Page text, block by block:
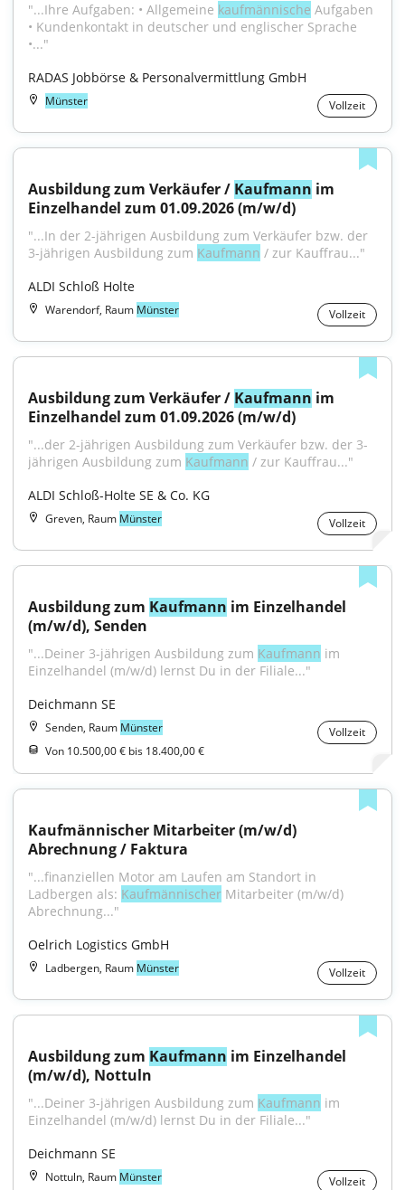
"...Ihre Aufgaben: • Allgemeine kaufmännische Aufgaben
• Kundenkontakt in deutscher und englischer Sprache
•..."
RADAS Jobbörse & Personalvermittlung GmbH
Münster Vollzeit
Ausbildung zum Verkäufer / Kaufmann im
Einzelhandel zum 01.09.2026 (m/w/d)
"...In der 2-jährigen Ausbildung zum Verkäufer bzw. der
3-jährigen Ausbildung zum Kaufmann / zur Kauffrau..."
ALDI Schloß Holte
Warendorf, Raum Münster Vollzeit
Ausbildung zum Verkäufer / Kaufmann im
Einzelhandel zum 01.09.2026 (m/w/d)
"...der 2-jährigen Ausbildung zum Verkäufer bzw. der 3-
jährigen Ausbildung zum Kaufmann / zur Kauffrau..."
ALDI Schloß-Holte SE & Co. KG
Greven, Raum Münster Vollzeit
Ausbildung zum Kaufmann im Einzelhandel
(m/w/d), Senden
"...Deiner 3-jährigen Ausbildung zum Kaufmann im
Einzelhandel (m/w/d) lernst Du in der Filiale..."
Deichmann SE
Senden, Raum Münster
Vollzeit
Von 10.500,00 € bis 18.400,00 €
Kaufmännischer Mitarbeiter (m/w/d)
Abrechnung / Faktura
"...finanziellen Motor am Laufen am Standort in
Ladbergen als: Kaufmännischer Mitarbeiter (m/w/d)
Abrechnung..."
Oelrich Logistics GmbH
Ladbergen, Raum Münster Vollzeit
Ausbildung zum Kaufmann im Einzelhandel
(m/w/d), Nottuln
"...Deiner 3-jährigen Ausbildung zum Kaufmann im
Einzelhandel (m/w/d) lernst Du in der Filiale..."
Deichmann SE
Nottuln, Raum Münster
Vollzeit